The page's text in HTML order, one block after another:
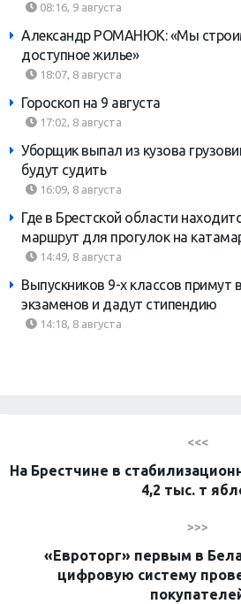
08:16, 9 августа
Александр РОМАНЮК: «Мы
доступное жилье»
18:07, 8 августа
Гороскоп на 9 августа
17:02, 8 августа
Уборщик выпал из кузова
будут судить
16:09, 8 августа
Где в Брестской области
маршрут для прогулок на
14:49, 8 августа
Выпускников 9-х классов примут
экзаменов и дадут стипендию
14:18, 8 августа
<<<
На Брестчине в
4,2 тыс. т
>>>
«Евроторг» первым в
цифровую систему